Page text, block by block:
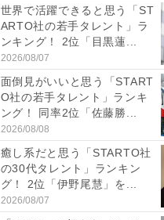
世界で活躍できると思う「ST
ARTO社の若手タレント」ラ
ンキング！ 2位「目黒蓮...
2026/08/07
面倒見がいいと思う「START
O社の若手タレント」ランキ
ング！ 同率2位「佐藤勝...
2026/08/08
癒し系だと思う「STARTO社
の30代タレント」ランキン
グ！ 2位「伊野尾慧」を...
2026/08/07